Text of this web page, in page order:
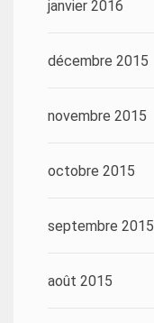
janvier 2016
décembre 2015
novembre 2015
octobre 2015
septembre 2015
août 2015